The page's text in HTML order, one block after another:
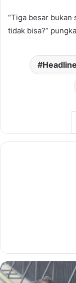
“Tiga besar bukan
tidak bisa?”
Headline